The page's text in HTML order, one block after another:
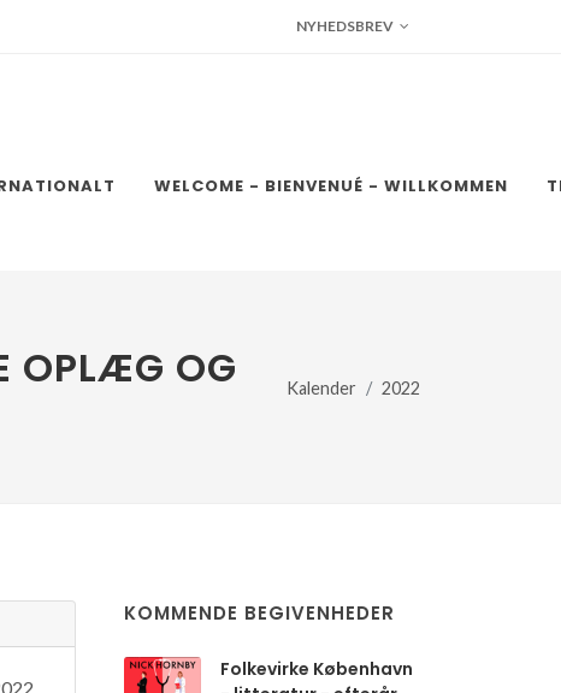
NYHEDSBREV
WELCOME - BIENVENUÉ - WILLKOMMEN
OPLÆG OG Kalender 2022
KOMMENDE BEGIVENHEDER
Folkevirke København